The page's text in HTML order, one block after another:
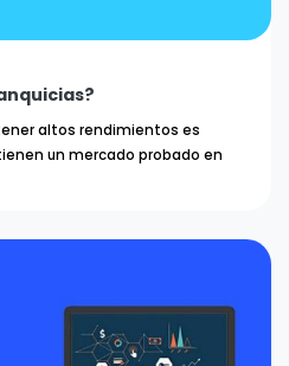
altos rendimientos es
un mercado probado en